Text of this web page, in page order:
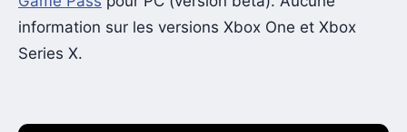
information sur les versions Xbox One et Xbox
Series X.